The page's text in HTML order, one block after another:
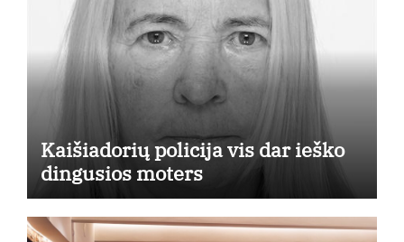
Kaišiadorių policija vis dar ieško
dingusios moters